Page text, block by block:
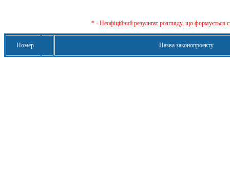
* - Неофіційний результат розгляду, що формується
Номер Назва законопроекту